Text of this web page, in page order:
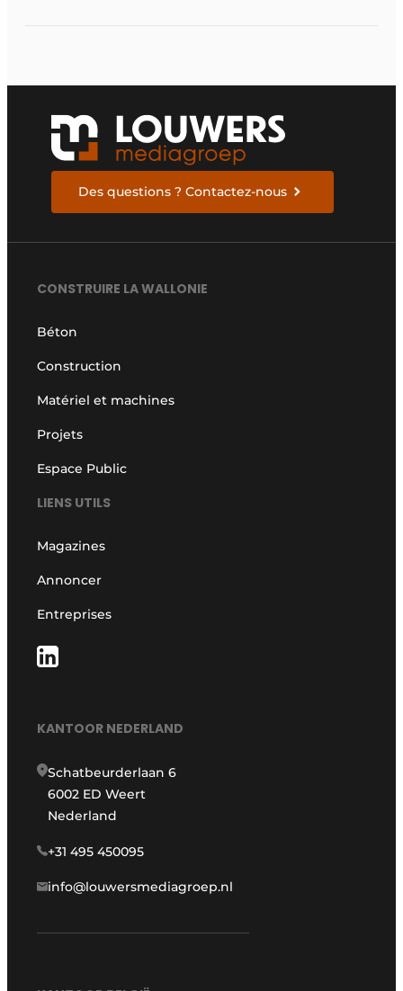
Des questions ? Contactez-nous
CONSTRUIRE LA WALLONIE
Béton
Construction
Matériel et machines
Projets
Espace Public
LIENS UTILS
Magazines
Annoncer
Entreprises
KANTOOR NEDERLAND
Schatbeurderlaan 6
6002 ED Weert
Nederland
+31 495 450095
info@louwersmediagroep.nl